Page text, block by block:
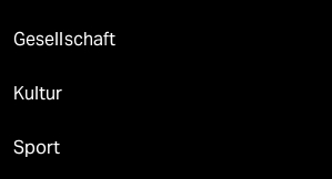
Gesellschaft
Kultur
Sport